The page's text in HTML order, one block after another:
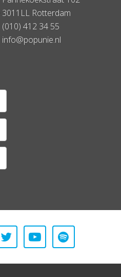
3011LL Rotterdam
(010) 412 34 55
info@popunie.nl